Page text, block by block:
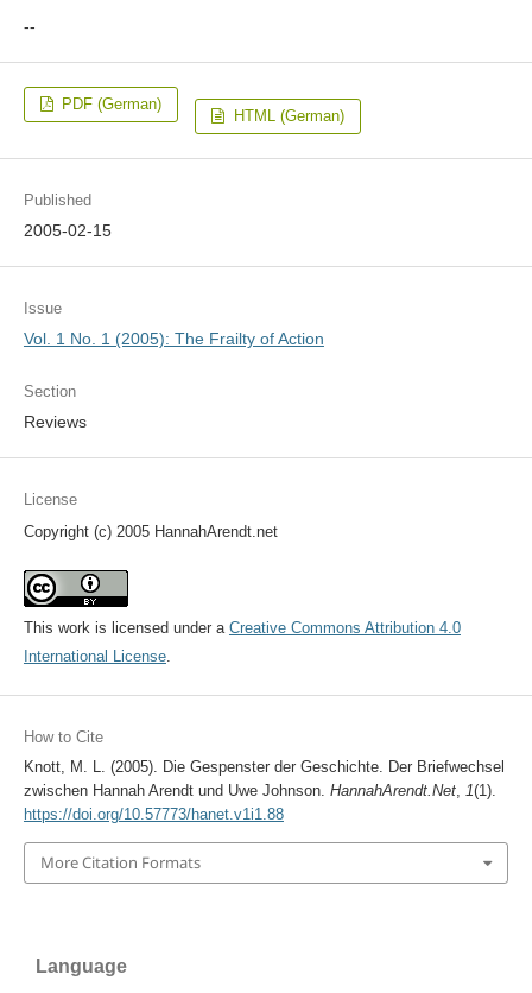
--
PDF (German)
HTML (German)
Published
2005-02-15
Issue
Vol. 1 No. 1 (2005): The Frailty of Action
Section
Reviews
License
Copyright (c) 2005 HannahArendt.net
This work is licensed under a Creative Commons Attribution 4.0
International License.
How to Cite
Knott, M. L. (2005). Die Gespenster der Geschichte. Der Briefwechsel
zwischen Hannah Arendt und Uwe Johnson. HannahArendt.Net, 1(1).
https://doi.org/10.57773/hanet.v1i1.88
More Citation Formats
Language